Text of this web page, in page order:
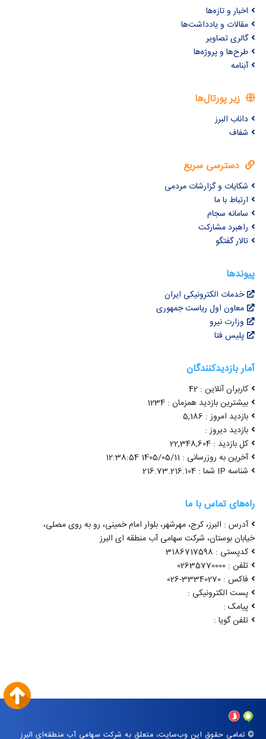
اخبار و تازه‌ها
مقالات و یادداشت‌ها
گالری تصاویر
طرح‌ها و پروژه‌ها
آبنامه
زیر پورتال‌ها
داناب البرز
شفاف
دسترسی سریع
شکایات و گزارشات مردمی
ارتباط با ما
سامانه سجام
راهبرد مشارکت
تالار گفتگو
پیوندها
خدمات الکترونیکی ایران
معاون اول ریاست جمهوری
وزارت نیرو
پلیس فتا
آمار بازدیدکنندگان
کاربران آنلاین : 42
بیشترین بازدید همزمان : 1234
بازدید امروز : 5,186
بازدید دیروز :
کل بازدید : 22,348,604
آخرین به روزرسانی : 1405/05/11 12:38:54
شناسه IP شما : 216.73.216.104
راه‌های تماس با ما
آدرس : البرز، کرج، مهرشهر، بلوار امام خمینی، رو به روی مصلی،
خیابان بوستان، شرکت سهامی آب منطقه ای البرز
کدپستی : 3186717598
تلفن : 02635770000
فاکس : 33340270-026
پست الکترونیکی :
پیامک :
تلفن گویا :
© تمامی حقوق این وب‌سایت، متعلق به شرکت سهامی آب منطقه‌ای البرز